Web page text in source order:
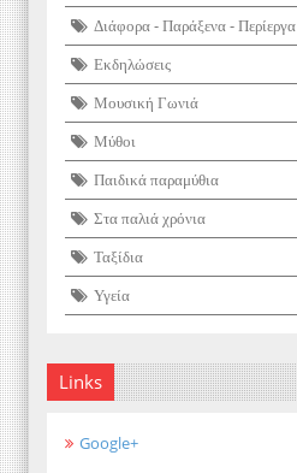
Διάφορα - Παράξενα - Περίεργα
Εκδηλώσεις
Μουσική Γωνιά
Μύθοι
Παιδικά παραμύθια
Στα παλιά χρόνια
Ταξίδια
Υγεία
Links
Google+